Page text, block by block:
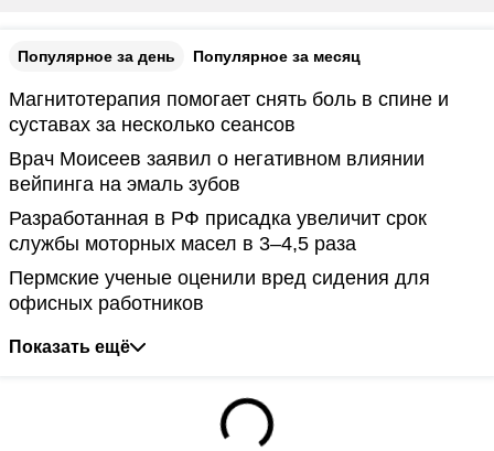
Популярное за день Популярное за месяц
Магнитотерапия помогает снять боль в спине и
суставах за несколько сеансов
Врач Моисеев заявил о негативном влиянии
вейпинга на эмаль зубов
Разработанная в РФ присадка увеличит срок
службы моторных масел в 3–4,5 раза
Пермские ученые оценили вред сидения для
офисных работников
Показать ещё